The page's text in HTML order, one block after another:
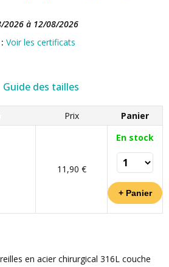
2026 à 12/08/2026
Voir les certificats
Guide des tailles
Prix Panier
11,90 €
En stock
en acier chirurgical 316L couche